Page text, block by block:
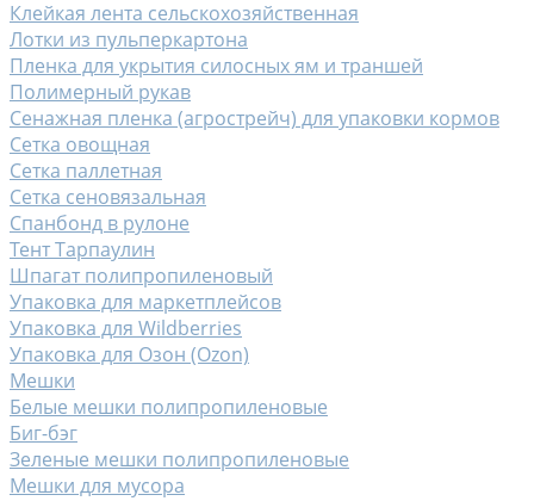
Клейкая лента сельскохозяйственная
Лотки из пульперкартона
Пленка для укрытия силосных ям и траншей
Полимерный рукав
Сенажная пленка (агрострейч) для упаковки кормов
Сетка овощная
Сетка паллетная
Сетка сеновязальная
Спанбонд в рулоне
Тент Тарпаулин
Шпагат полипропиленовый
Упаковка для маркетплейсов
Упаковка для Wildberries
Упаковка для Озон (Ozon)
Мешки
Белые мешки полипропиленовые
Биг-бэг
Зеленые мешки полипропиленовые
Мешки для мусора